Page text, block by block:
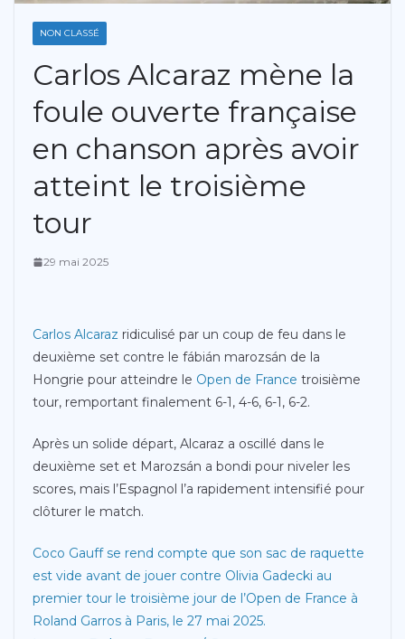
NON CLASSÉ
Carlos Alcaraz mène la
foule ouverte française
en chanson après avoir
atteint le troisième
tour
29 mai 2025
Carlos Alcaraz ridiculisé par un coup de feu dans le
deuxième set contre le fábián marozsán de la
Hongrie pour atteindre le Open de France troisième
tour, remportant finalement 6-1, 4-6, 6-1, 6-2.
Après un solide départ, Alcaraz a oscillé dans le
deuxième set et Marozsán a bondi pour niveler les
scores, mais l’Espagnol l’a rapidement intensifié pour
clôturer le match.
Coco Gauff se rend compte que son sac de raquette
est vide avant de jouer contre Olivia Gadecki au
premier tour le troisième jour de l’Open de France à
Roland Garros à Paris, le 27 mai 2025.